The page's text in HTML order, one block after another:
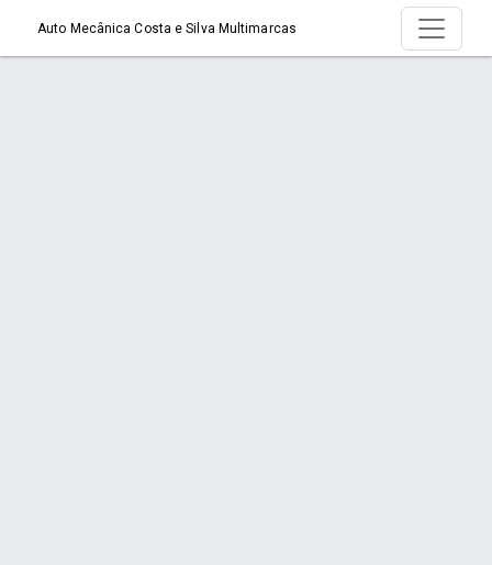
Auto Mecânica Costa e Silva Multimarcas